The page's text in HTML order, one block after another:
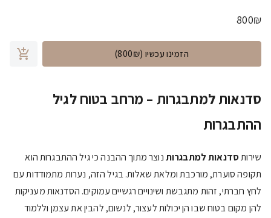
800₪
הזמינו עכשיו (800₪)
סדנאות למתבגרות – מרחב בטוח לגיל
ההתבגרות
שירותסדנאות למתבגרותנוצר מתוך ההבנה כי גיל ההתבגרות הוא
תקופה סוערת, מורכבת ומלאת שאלות. בגיל הזה, נערות מתמודדות עם
לחץ חברתי, זהות מתגבשת ושינויים רגשיים עמוקים. הסדנאות מעניקות
להן מקום בטוח שבו הן יכולות לעצור, לנשום, להבין את עצמן וללמוד